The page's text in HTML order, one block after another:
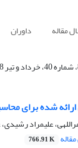
مقاله داوران
شده برای
علیمراد
766.91 K